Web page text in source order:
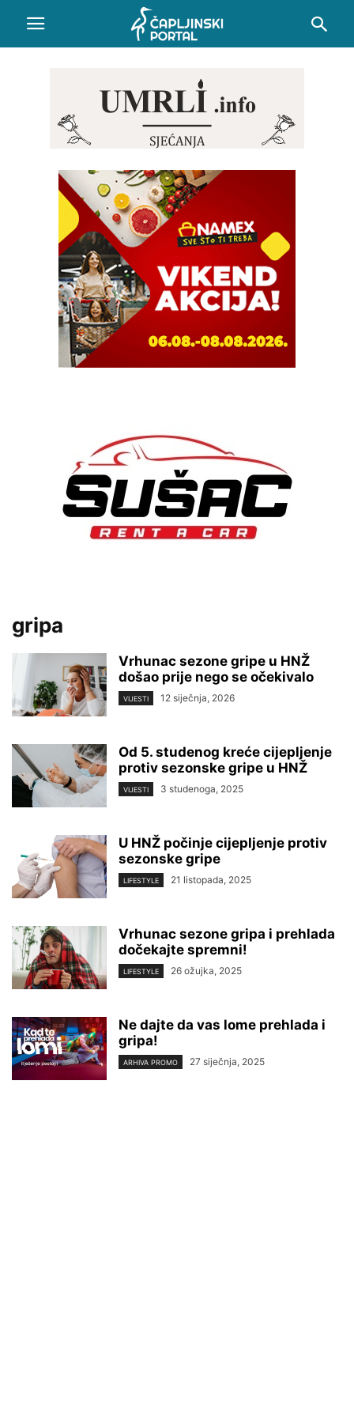
gripa
Vrhunac sezone gripe u HNŽ
došao prije nego se očekivalo
VIJESTI 12 siječnja, 2026
Od 5. studenog kreće cijepljenje
protiv sezonske gripe u HNŽ
VIJESTI 3 studenoga, 2025
U HNŽ počinje cijepljenje protiv
sezonske gripe
LIFESTYLE 21 listopada, 2025
Vrhunac sezone gripa i prehlada
dočekajte spremni!
LIFESTYLE 26 ožujka, 2025
Ne dajte da vas lome prehlada i
gripa!
ARHIVA PROMO 27 siječnja, 2025